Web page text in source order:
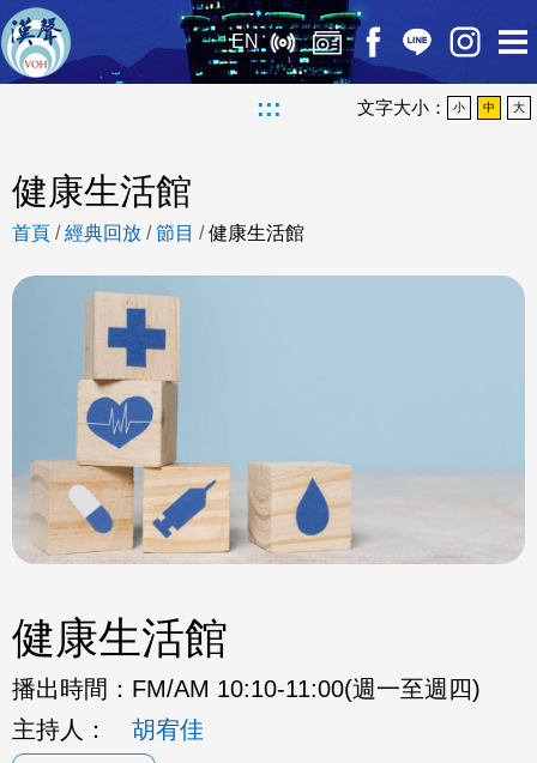
EN
::: 文字大小： 小 中 大
健康生活館
首頁 /經典回放 /節目 /健康生活館
健康生活館
播出時間： FM/AM 10:10-11:00(週一至週四)
主持人：
胡宥佳